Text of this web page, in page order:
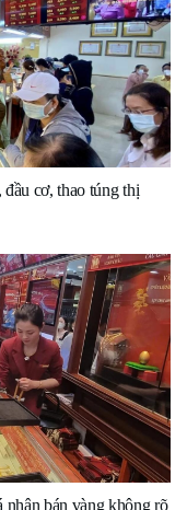
cơ, thao túng thị
bán vàng không rõ